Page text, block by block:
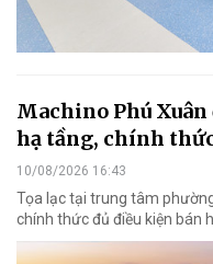
Machino Phú
hạ tầng, chính
10/08/2026 16:43
Tọa lạc tại trung tâm
chính thức đủ điều kiện bán